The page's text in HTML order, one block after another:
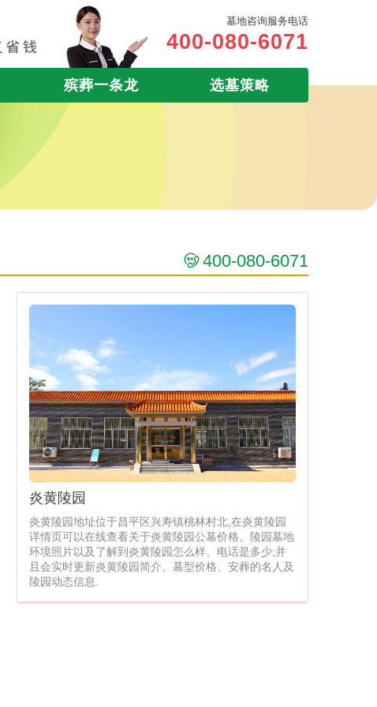
墓地咨询服务电话
400-080-6071
殡葬一条龙 选墓策略
400-080-6071
炎黄陵园
炎黄陵园地址位于昌平区兴寿镇桃林村北,在炎黄陵园
详情页可以在线查看关于炎黄陵园公墓价格、陵园墓地
环境照片以及了解到炎黄陵园怎么样、电话是多少;并
且会实时更新炎黄陵园简介、墓型价格、安葬的名人及
陵园动态信息.